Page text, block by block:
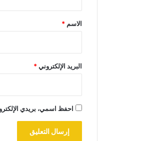
*
الاسم *
البريد الإلكتروني*
احفظ اسمي، بريدي